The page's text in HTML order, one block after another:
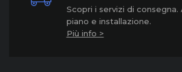
Scopri i servizi di consegna.
piano e installazione.
Più info >